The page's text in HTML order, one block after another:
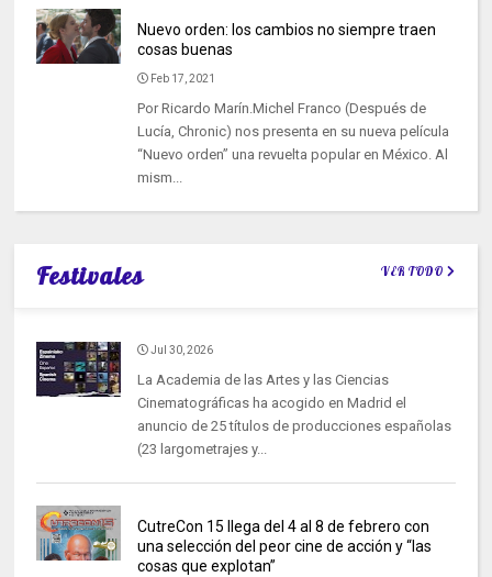
Nuevo orden: los cambios no siempre traen
cosas buenas
Feb 17, 2021
Por Ricardo Marín.Michel Franco (Después de
Lucía, Chronic) nos presenta en su nueva película
“Nuevo orden” una revuelta popular en México. Al
mism...
Festivales VER TODO
Jul 30, 2026
La Academia de las Artes y las Ciencias
Cinematográficas ha acogido en Madrid el
anuncio de 25 títulos de producciones españolas
(23 largometrajes y...
CutreCon 15 llega del 4 al 8 de febrero con
una selección del peor cine de acción y “las
cosas que explotan”